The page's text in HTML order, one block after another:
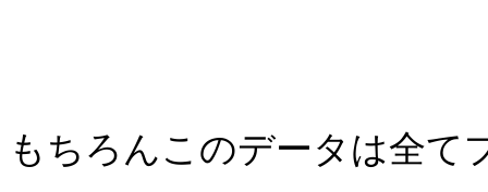
もちろんこのデータは全て